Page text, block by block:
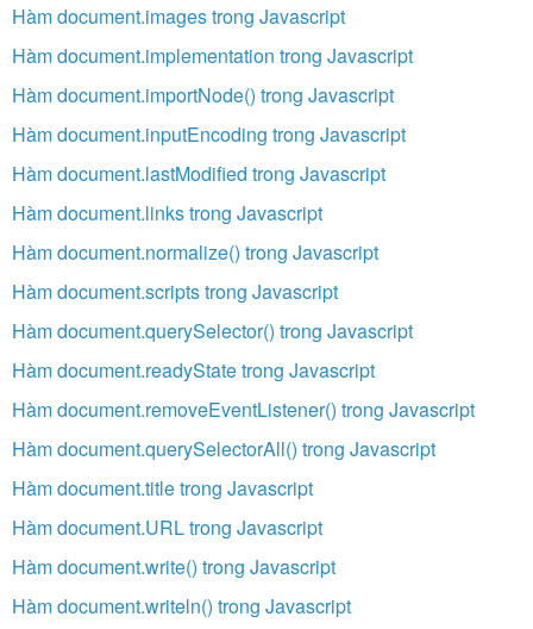
Hàm document.images trong Javascript
Hàm document.implementation trong Javascript
Hàm document.importNode() trong Javascript
Hàm document.inputEncoding trong Javascript
Hàm document.lastModified trong Javascript
Hàm document.links trong Javascript
Hàm document.normalize() trong Javascript
Hàm document.scripts trong Javascript
Hàm document.querySelector() trong Javascript
Hàm document.readyState trong Javascript
Hàm document.removeEventListener() trong Javascript
Hàm document.querySelectorAll() trong Javascript
Hàm document.title trong Javascript
Hàm document.URL trong Javascript
Hàm document.write() trong Javascript
Hàm document.writeln() trong Javascript